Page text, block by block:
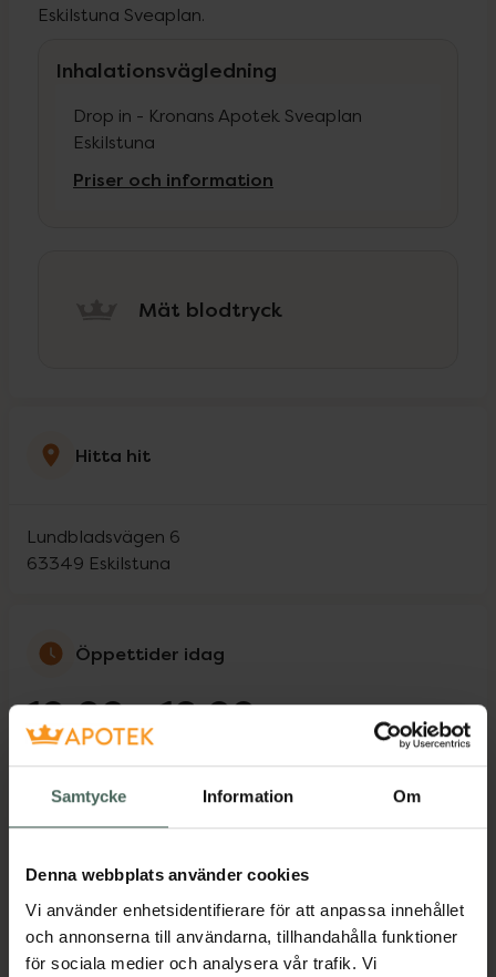
Samtycke Information Om
Denna webbplats använder cookies
Vi använder enhetsidentifierare för att anpassa innehållet
och annonserna till användarna, tillhandahålla funktioner
för sociala medier och analysera vår trafik. Vi
Eskilstuna Sveaplan.
Inhalationsvägledning
Drop in - Kronans Apotek Sveaplan
Eskilstuna
Priser och information
Mät blodtryck
Hitta hit
Lundbladsvägen 6
63349 Eskilstuna
Öppettider idag
10:00-16:00
Måndag 08:00-19:00
19:00